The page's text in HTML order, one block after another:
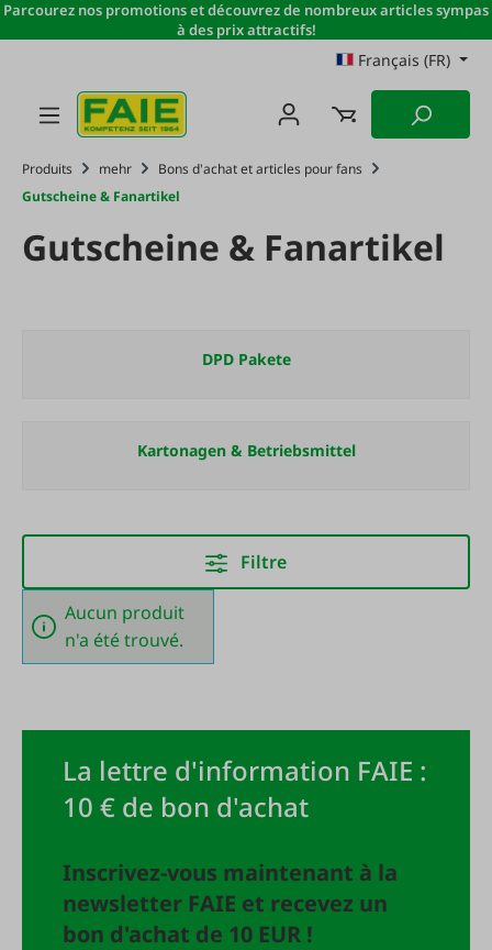
Passer au contenu principal
Parcourez nos promotions et découvrez de nombreux articles sympas
à des prix attractifs!
Français (FR)
Produits mehr
Bons d'achat et articles pour fans
Gutscheine & Fanartikel
Gutscheine & Fanartikel
DPD Pakete
Kartonagen & Betriebsmittel
Filtre
Aucun produit
n'a été trouvé.
La lettre d'information FAIE :
10 € de bon d'achat
Inscrivez-vous maintenant à la
newsletter FAIE et recevez un
bon d'achat de 10 EUR !